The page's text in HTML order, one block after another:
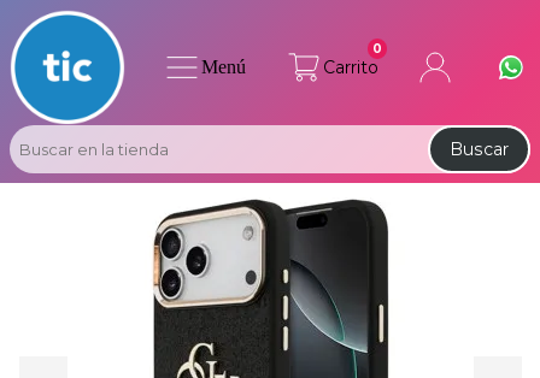
Carrito
0
Buscar
Menú